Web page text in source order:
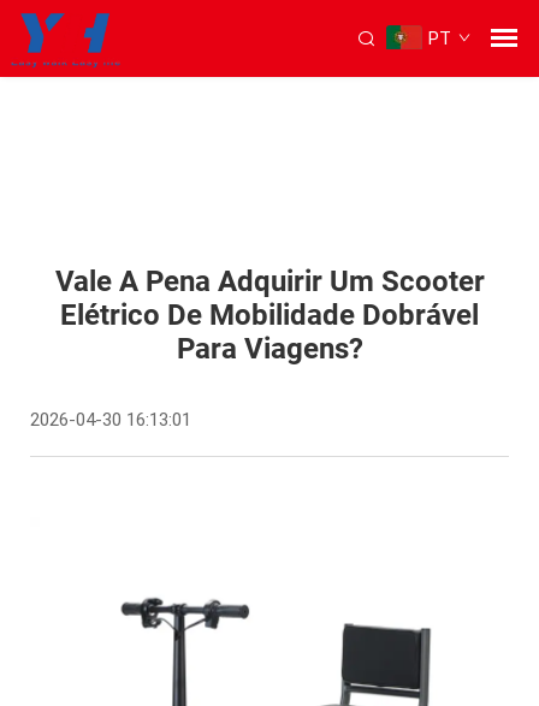
PT
Vale A Pena Adquirir Um Scooter
Elétrico De Mobilidade Dobrável
Para Viagens?
2026-04-30 16:13:01